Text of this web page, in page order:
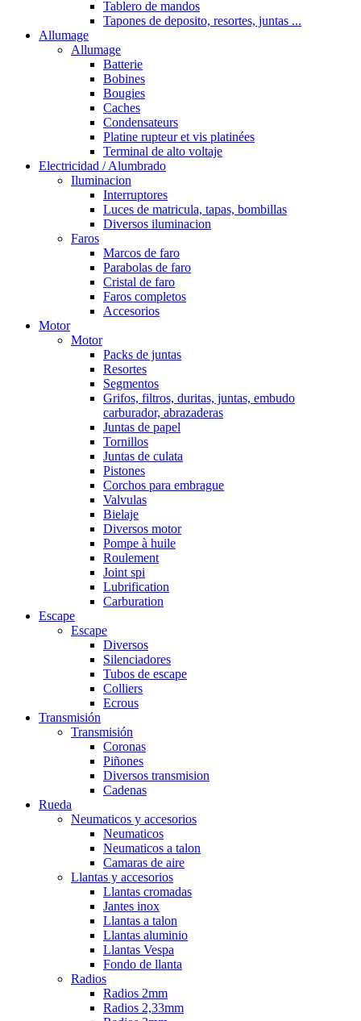
Tablero de mandos
Tapones de deposito, resortes, juntas ...
Allumage
Allumage
Batterie
Bobines
Bougies
Caches
Condensateurs
Platine rupteur et vis platinées
Terminal de alto voltaje
Electricidad / Alumbrado
Iluminacion
Interruptores
Luces de matricula, tapas, bombillas
Diversos iluminacion
Faros
Marcos de faro
Parabolas de faro
Cristal de faro
Faros completos
Accesorios
Motor
Motor
Packs de juntas
Resortes
Segmentos
Grifos, filtros, duritas, juntas, embudo
carburador, abrazaderas
Juntas de papel
Tornillos
Juntas de culata
Pistones
Corchos para embrague
Valvulas
Bielaje
Diversos motor
Pompe à huile
Roulement
Joint spi
Lubrification
Carburation
Escape
Escape
Diversos
Silenciadores
Tubos de escape
Colliers
Ecrous
Transmisión
Transmisión
Coronas
Piñones
Diversos transmision
Cadenas
Rueda
Neumaticos y accesorios
Neumaticos
Neumaticos a talon
Camaras de aire
Llantas y accesorios
Llantas cromadas
Jantes inox
Llantas a talon
Llantas aluminio
Llantas Vespa
Fondo de llanta
Radios
Radios 2mm
Radios 2,33mm